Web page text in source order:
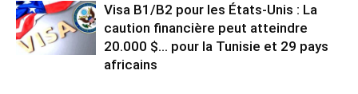
Visa B1/B2 pour les États-Unis : La
caution financière peut atteindre
20.000 $… pour la Tunisie et 29 pays
africains